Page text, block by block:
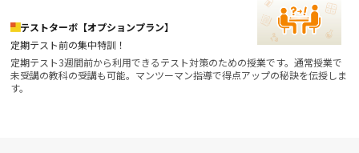
テストターボ【オプションプラン】
定期テスト前の集中特訓！
定期テスト3週間前から利用できるテスト対策のための授業です。通常授業で
未受講の教科の受講も可能。マンツーマン指導で得点アップの秘訣を伝授しま
す。